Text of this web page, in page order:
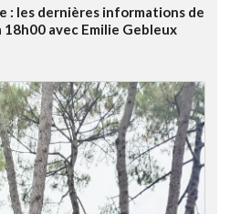
: les dernières informations de
avec Emilie Gebleux